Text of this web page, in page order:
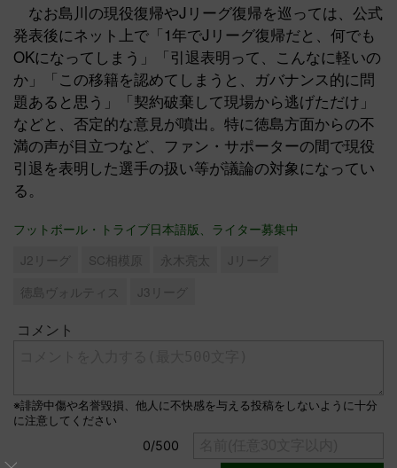
なお島川の現役復帰やJリーグ復帰を巡っては、公式
発表後にネット上で「1年でJリーグ復帰だと、何でも
OKになってしまう」「引退表明って、こんなに軽いの
か」「この移籍を認めてしまうと、ガバナンス的に問
題あると思う」「契約破棄して現場から逃げただけ」
などと、否定的な意見が噴出。特に徳島方面からの不
満の声が目立つなど、ファン・サポーターの間で現役
引退を表明した選手の扱い等が議論の対象になってい
る。
フットボール・トライブ日本語版、ライター募集中
J2リーグ SC相模原 永木亮太
Jリーグ
徳島ヴォルティス
J3リーグ